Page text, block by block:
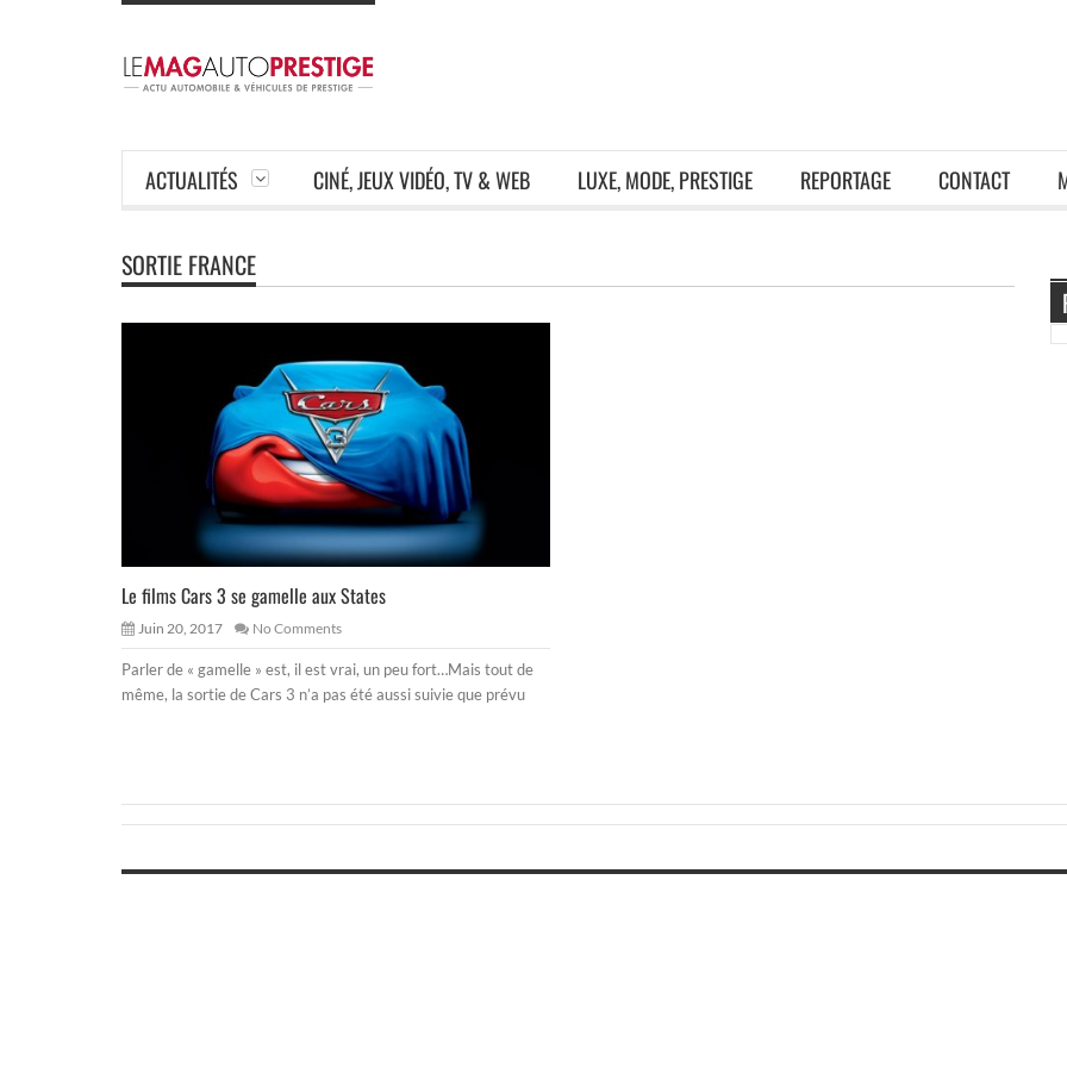
ACTUALITÉS CINÉ, JEUX VIDÉO, TV & WEB LUXE, MODE, PRESTIGE REPORTAGE CONTACT
SORTIE FRANCE
Le films Cars 3 se gamelle aux States
Juin 20, 2017 No Comments
Parler de « gamelle » est, il est vrai, un peu fort…Mais tout de
même, la sortie de Cars 3 n’a pas été aussi suivie que prévu